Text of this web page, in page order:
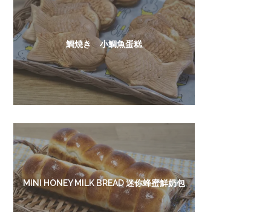
鯛焼き 小鯛魚蛋糕
MINI HONEY MILK BREAD 迷你蜂蜜鮮奶包